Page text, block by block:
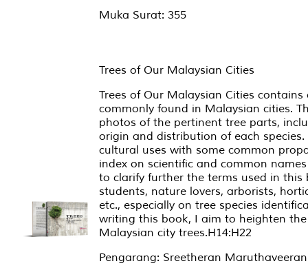
Muka Surat: 355
Trees of Our Malaysian Cities
Trees of Our Malaysian Cities
commonly found in Malaysian cities.
photos of the pertinent tree parts,
origin and distribution of each
cultural uses with some common
index on scientific and common
to clarify further the terms used in
students, nature lovers, arborists,
etc., especially on tree species
writing this book, I aim to heighten
Malaysian city trees.H14:H22
Pengarang: Sreetheran Maruthaveeran